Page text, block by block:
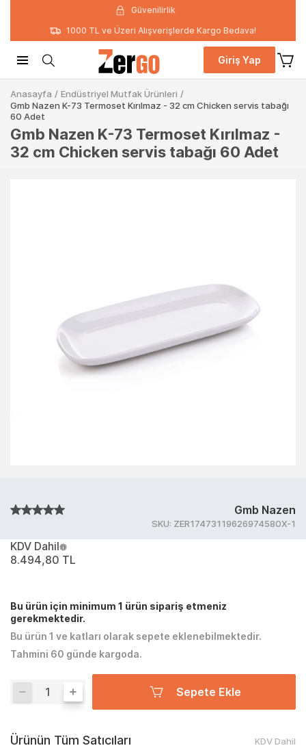
Güvenilirlik
1000 TL ve Üzeri Alışverişlerde Kargo Bedava!
Giriş Yap
Anasayfa / Endüstriyel Mutfak Ürünleri /
Gmb Nazen K-73 Termoset Kırılmaz - 32 cm Chicken servis tabağı
60 Adet
Gmb Nazen K-73 Termoset Kırılmaz -
32 cm Chicken servis tabağı 60 Adet
Gmb Nazen
SKU: ZER17473119626974580X-1
KDV Dahil
8.494,80 TL
Bu ürün için minimum 1 ürün sipariş etmeniz
gerekmektedir.
Bu ürün 1 ve katları olarak sepete eklenebilmektedir.
Tahmini 60 günde kargoda.
Sepete Ekle
Ürünün Tüm Satıcıları KDV Dahil